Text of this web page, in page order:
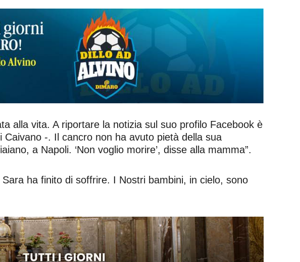
alla vita. A riportare la notizia sul suo profilo Facebook è
-. Il cancro non ha avuto pietà della sua
a Napoli. ‘Non voglio morire’, disse alla mamma”.
Sara ha finito di soffrire. I Nostri bambini, in cielo, sono